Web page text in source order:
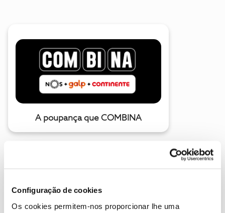
Configuração de cookies
Os cookies permitem-nos proporcionar lhe uma
A poupança que COMBINA